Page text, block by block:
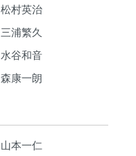
松村英治
三浦繁久
水谷和音
森康一朗
山本一仁